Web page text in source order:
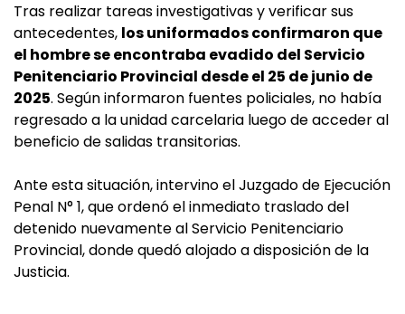
Tras realizar tareas investigativas y verificar sus
antecedentes, los uniformados confirmaron que
el hombre se encontraba evadido del Servicio
Penitenciario Provincial desde el 25 de junio de
2025. Según informaron fuentes policiales, no había
regresado a la unidad carcelaria luego de acceder al
beneficio de salidas transitorias.
Ante esta situación, intervino el Juzgado de Ejecución
Penal N° 1, que ordenó el inmediato traslado del
detenido nuevamente al Servicio Penitenciario
Provincial, donde quedó alojado a disposición de la
Justicia.